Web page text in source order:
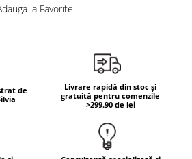
la Favorite
de
Livrare rapidă din stoc și
gratuită pentru comenzile
>299.90 de lei